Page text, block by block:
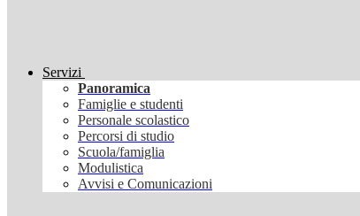
Servizi
Panoramica
Famiglie e studenti
Personale scolastico
Percorsi di studio
Scuola/famiglia
Modulistica
Avvisi e Comunicazioni